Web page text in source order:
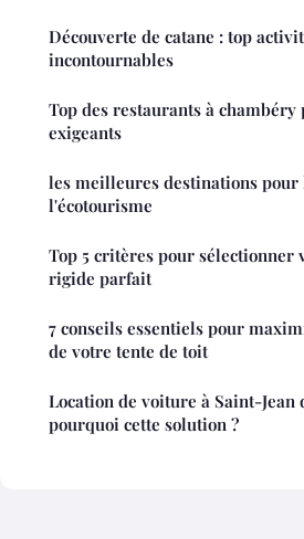
Découverte de catane : top
incontournables
Top des restaurants à
exigeants
les meilleures destinations pour
l'écotourisme
Top 5 critères pour sélectionner
rigide parfait
7 conseils essentiels pour
de votre tente de toit
Location de voiture à Saint-Jean
pourquoi cette solution ?